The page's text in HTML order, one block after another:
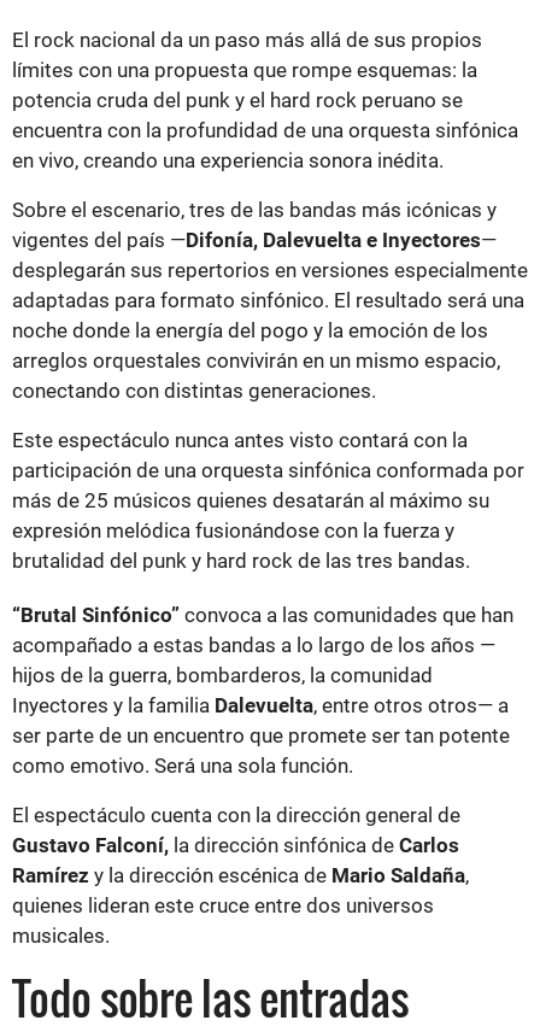
El rock nacional da un paso más allá de sus propios
límites con una propuesta que rompe esquemas: la
potencia cruda del punk y el hard rock peruano se
encuentra con la profundidad de una orquesta sinfónica
en vivo, creando una experiencia sonora inédita.
Sobre el escenario, tres de las bandas más icónicas y
vigentes del país —Difonía, Dalevuelta e Inyectores—
desplegarán sus repertorios en versiones especialmente
adaptadas para formato sinfónico. El resultado será una
noche donde la energía del pogo y la emoción de los
arreglos orquestales convivirán en un mismo espacio,
conectando con distintas generaciones.
Este espectáculo nunca antes visto contará con la
participación de una orquesta sinfónica conformada por
más de 25 músicos quienes desatarán al máximo su
expresión melódica fusionándose con la fuerza y
brutalidad del punk y hard rock de las tres bandas.
“Brutal Sinfónico” convoca a las comunidades que han
acompañado a estas bandas a lo largo de los años —
hijos de la guerra, bombarderos, la comunidad
Inyectores y la familia Dalevuelta, entre otros otros— a
ser parte de un encuentro que promete ser tan potente
como emotivo. Será una sola función.
El espectáculo cuenta con la dirección general de
Gustavo Falconí, la dirección sinfónica de Carlos
Ramírez y la dirección escénica de Mario Saldaña,
quienes lideran este cruce entre dos universos
musicales.
Todo sobre las entradas